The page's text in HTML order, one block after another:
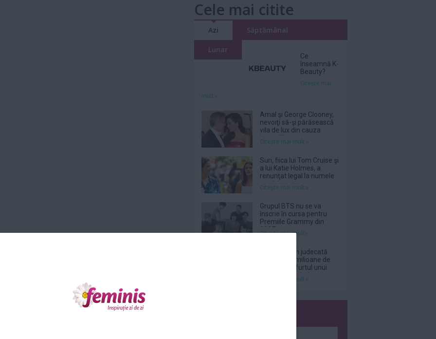
Cele mai citite
Azi Săptămânal
Lunar
Ce
înseamnă K-
Beauty?
Citeşte mai
mult»
Amal şi George Clooney,
nevoiţi să-şi părăsească
vila de lux din cauza
incendiilor
Citeşte mai mult»
Suri, fiica lui Tom Cruise şi
a lui Katie Holmes, a
renunţat legal la numele
tatălui ei
Citeşte mai mult»
Grupul BTS nu se va
înscrie în cursa pentru
Premiile Grammy din
2027
Citeşte mai mult»
Netflix, dat în judecată
pentru 105 milioane de
dolari după furtul unui
thriller de război cu
Nicolas Cage
Citeşte mai mult»